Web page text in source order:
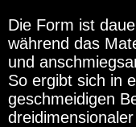
Die Form ist
während das
und
So ergibt sich in
geschmeidigen